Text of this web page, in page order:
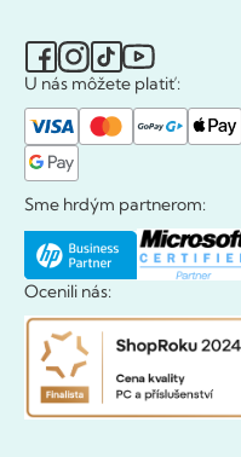
U nás môžete platiť:
Sme hrdým partnerom:
Ocenili nás: